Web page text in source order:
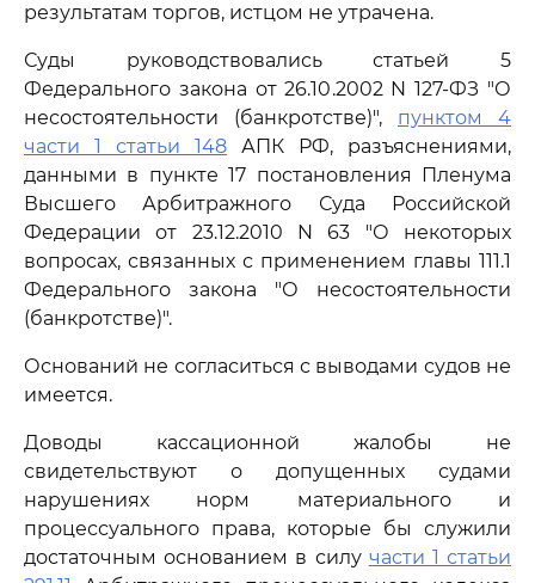
результатам торгов, истцом не утрачена.
Суды руководствовались статьей 5
Федерального закона от 26.10.2002 N 127-ФЗ "О
несостоятельности (банкротстве)", пунктом 4
части 1 статьи 148 АПК РФ, разъяснениями,
данными в пункте 17 постановления Пленума
Высшего Арбитражного Суда Российской
Федерации от 23.12.2010 N 63 "О некоторых
вопросах, связанных с применением главы 111.1
Федерального закона "О несостоятельности
(банкротстве)".
Оснований не согласиться с выводами судов не
имеется.
Доводы кассационной жалобы не
свидетельствуют о допущенных судами
нарушениях норм материального и
процессуального права, которые бы служили
достаточным основанием в силу части 1 статьи